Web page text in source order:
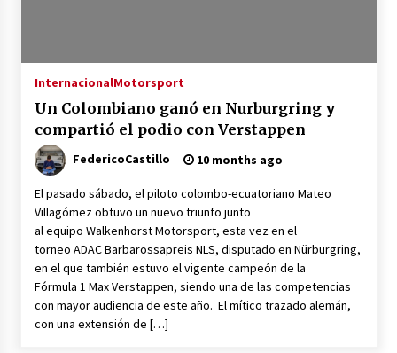
InternacionalMotorsport
Un Colombiano ganó en Nurburgring y
compartió el podio con Verstappen
FedericoCastillo 10 months ago
El pasado sábado, el piloto colombo-ecuatoriano Mateo
Villagómez obtuvo un nuevo triunfo junto
al equipo Walkenhorst Motorsport, esta vez en el
torneo ADAC Barbarossapreis NLS, disputado en Nürburgring,
en el que también estuvo el vigente campeón de la
Fórmula 1 Max Verstappen, siendo una de las competencias
con mayor audiencia de este año. El mítico trazado alemán,
con una extensión de […]